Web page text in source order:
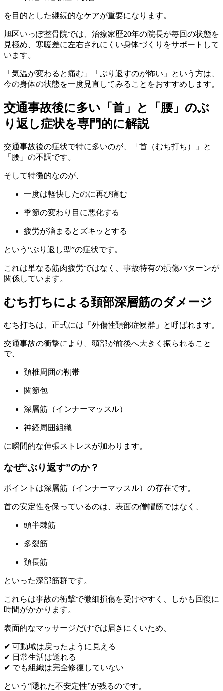
を目的とした継続的なケアが重要になります。
旭区いっぽ整骨院では、治療家歴20年の院長が毎回の状態を
見極め、寒暖差に左右されにくい身体づくりをサポートして
います。
「気温が変わると痛む」「ぶり返すのが怖い」という方は、
今の身体の状態を一度見直してみることをおすすめします。
交通事故後に多い「首」と「腰」のぶ
り返し症状を専門的に解説
交通事故後の症状で特に多いのが、「首（むち打ち）」と
「腰」の不調です。
そして特徴的なのが、
一度は軽快したのに再び痛む
季節の変わり目に悪化する
疲労が溜まるとズキッとする
という“ぶり返し型”の症状です。
これは単なる筋肉疲労ではなく、事故特有の損傷パターンが
関係しています。
むち打ちによる頚部深層筋のダメージ
むち打ちは、正式には「外傷性頚部症候群」と呼ばれます。
交通事故の衝撃により、頭部が前後へ大きく振られること
で、
頚椎周囲の靭帯
関節包
深層筋（インナーマッスル）
神経周囲組織
に瞬間的な伸張ストレスが加わります。
なぜ“ぶり返す”のか？
ポイントは深層筋（インナーマッスル）の存在です。
首の安定性を保っているのは、表面の僧帽筋ではなく、
頭半棘筋
多裂筋
頚長筋
といった深部筋群です。
これらは事故の衝撃で微細損傷を受けやすく、しかも回復に
時間がかかります。
表面的なマッサージだけでは届きにくいため、
✔ 可動域は戻ったように見える
✔ 日常生活は送れる
✔ でも組織は完全修復していない
という“隠れた不安定性”が残るのです。